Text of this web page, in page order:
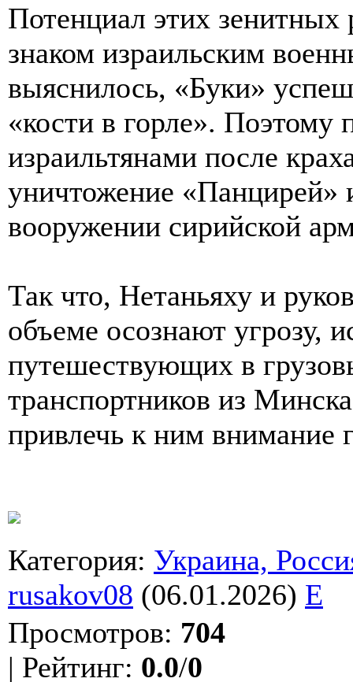
Потенциал этих зенитных
знаком израильским
выяснилось, «Буки»
«кости в горле».
израильтянами после
уничтожение «Панцирей»
вооружении сирийской
Так что, Нетаньяху и
объеме осознают угрозу,
путешествующих в
транспортников из
привлечь к ним внимание
Категория: Украина,
rusakov08 (06.01.2026) E
Просмотров: 704
| Рейтинг: 0.0/0